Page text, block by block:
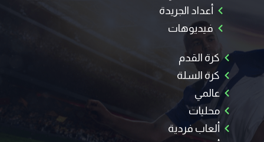
أعداد الجريدة
فيديوهات
كرة القدم
كرة السلة
عالمي
محليات
ألعاب فردية